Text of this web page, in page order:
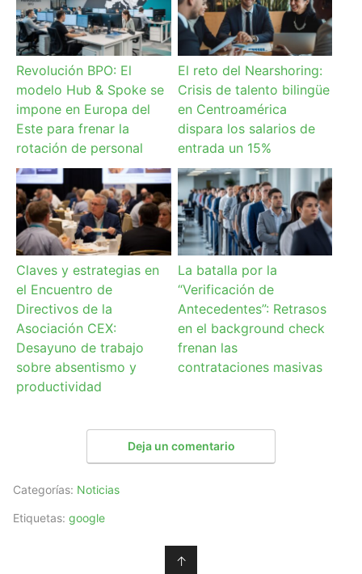
Revolución BPO: El
modelo Hub & Spoke se
impone en Europa del
Este para frenar la
rotación de personal
El reto del Nearshoring:
Crisis de talento bilingüe
en Centroamérica
dispara los salarios de
entrada un 15%
Claves y estrategias en
el Encuentro de
Directivos de la
Asociación CEX:
Desayuno de trabajo
sobre absentismo y
productividad
La batalla por la
“Verificación de
Antecedentes”: Retrasos
en el background check
frenan las
contrataciones masivas
Deja un comentario
Categorías: Noticias
Etiquetas: google
↑